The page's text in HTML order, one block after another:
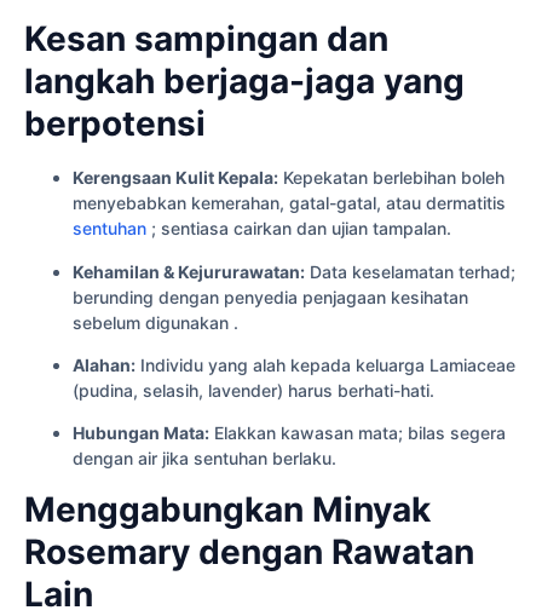
Kesan sampingan dan
langkah berjaga-jaga yang
berpotensi
Kerengsaan Kulit Kepala: Kepekatan berlebihan boleh
menyebabkan kemerahan, gatal-gatal, atau dermatitis
sentuhan ; sentiasa cairkan dan ujian tampalan.
Kehamilan & Kejururawatan: Data keselamatan terhad;
berunding dengan penyedia penjagaan kesihatan
sebelum digunakan .
Alahan: Individu yang alah kepada keluarga Lamiaceae
(pudina, selasih, lavender) harus berhati-hati.
Hubungan Mata: Elakkan kawasan mata; bilas segera
dengan air jika sentuhan berlaku.
Menggabungkan Minyak
Rosemary dengan Rawatan
Lain